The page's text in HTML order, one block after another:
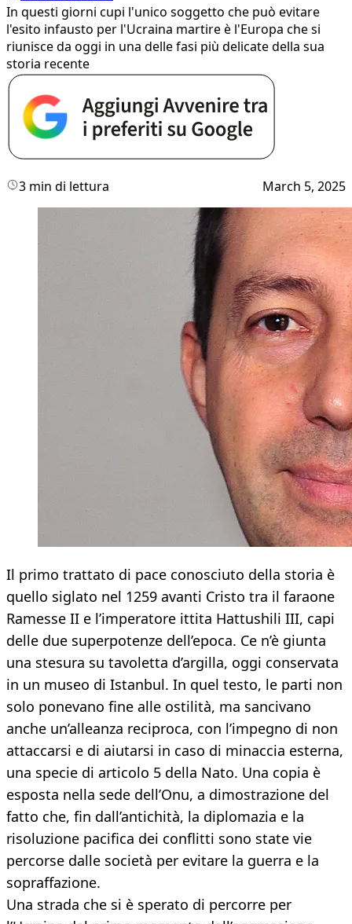
In questi giorni cupi l'unico soggetto che può evitare
l'esito infausto per l'Ucraina martire è l'Europa che si
riunisce da oggi in una delle fasi più delicate della sua
storia recente
3 min di lettura March 5, 2025
Il primo trattato di pace conosciuto della storia è
quello siglato nel 1259 avanti Cristo tra il faraone
Ramesse II e l’imperatore ittita Hattushili III, capi
delle due superpotenze dell’epoca. Ce n’è giunta
una stesura su tavoletta d’argilla, oggi conservata
in un museo di Istanbul. In quel testo, le parti non
solo ponevano fine alle ostilità, ma sancivano
anche un’alleanza reciproca, con l’impegno di non
attaccarsi e di aiutarsi in caso di minaccia esterna,
una specie di articolo 5 della Nato. Una copia è
esposta nella sede dell’Onu, a dimostrazione del
fatto che, fin dall’antichità, la diplomazia e la
risoluzione pacifica dei conflitti sono state vie
percorse dalle società per evitare la guerra e la
sopraffazione.
Una strada che si è sperato di percorre per